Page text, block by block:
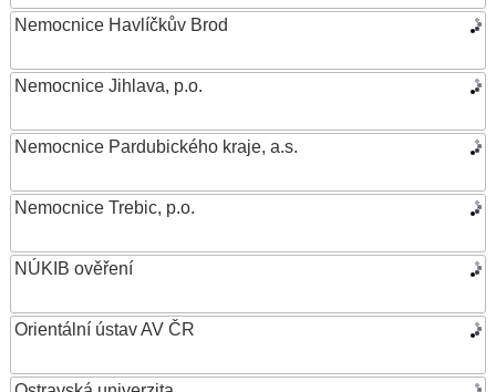
Nemocnice Havlíčkův Brod
Nemocnice Jihlava, p.o.
Nemocnice Pardubického kraje, a.s.
Nemocnice Trebic, p.o.
NÚKIB ověření
Orientální ústav AV ČR